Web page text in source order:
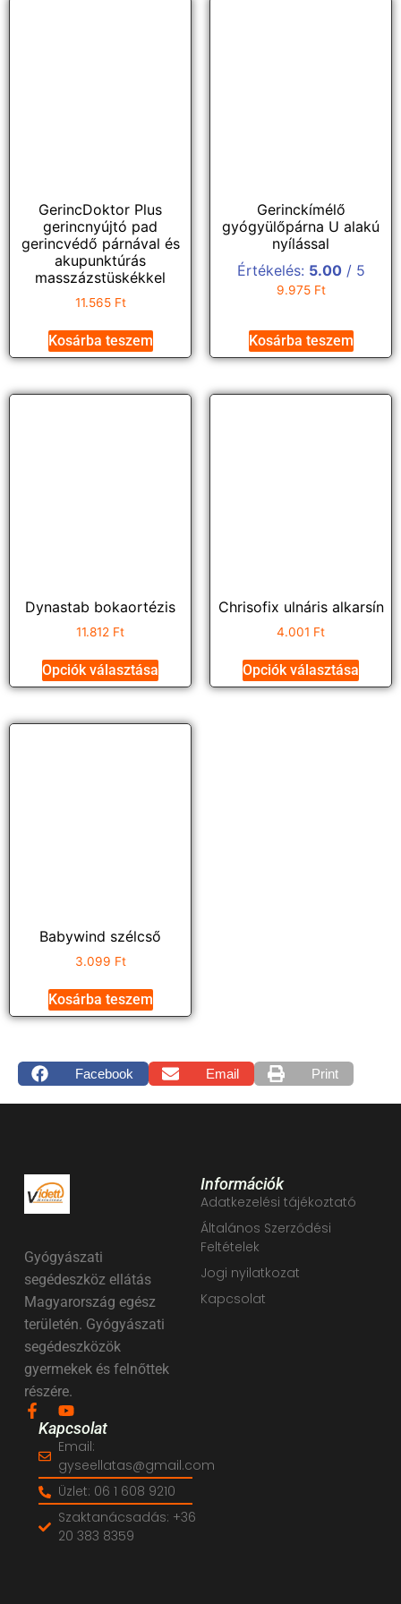
GerincDoktor Plus
gerincnyújtó pad
gerincvédő párnával és
akupunktúrás
masszázstüskékkel
11.565 Ft
Kosárba teszem
Gerinckímélő
gyógyülőpárna U alakú
nyílással
Értékelés: 5.00/ 5
9.975 Ft
Kosárba teszem
Dynastab bokaortézis
11.812 Ft
Opciók választása
Chrisofix ulnáris alkarsín
4.001 Ft
Opciók választása
Babywind szélcső
3.099 Ft
Kosárba teszem
Facebook Email Print
Gyógyászati
segédeszköz ellátás
Magyarország egész
területén. Gyógyászati
segédeszközök
gyermekek és felnőttek
részére.
Információk
Adatkezelési tájékoztató
Általános Szerződési
Feltételek
Jogi nyilatkozat
Kapcsolat
Kapcsolat
Email:
gyseellatas@gmail.com
Üzlet: 06 1 608 9210
Szaktanácsadás: +36
20 383 8359